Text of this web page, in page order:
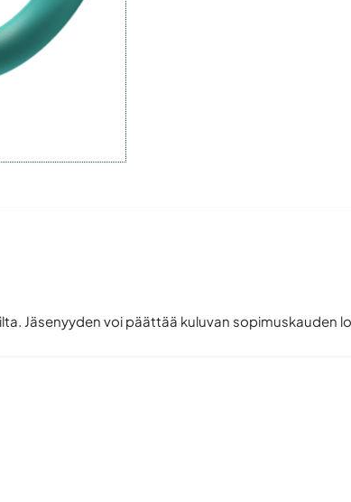
Jäsenyyden voi päättää kuluvan sopimuskauden